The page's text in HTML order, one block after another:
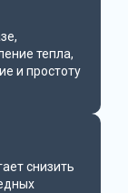
тепла,
и простоту
снизить